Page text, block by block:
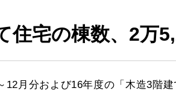
住宅の棟数、2万
月分および16年度の「木造3階建